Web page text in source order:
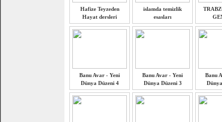
Hafize Teyzeden
Hayat dersleri
islamda temizlik
esasları
Banu Avar - Yeni
Dünya Düzeni 4
Banu Avar - Yeni
Dünya Düzeni 3
Banu